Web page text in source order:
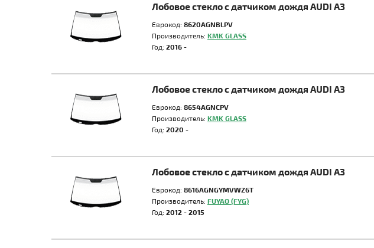
Лобовое стекло с датчиком дождя AUDI A3
Еврокод: 8620AGNBLPV
Производитель: KMK GLASS
Год: 2016 -
Лобовое стекло с датчиком дождя AUDI A3
Еврокод: 8654AGNCPV
Производитель: KMK GLASS
Год: 2020 -
Лобовое стекло с датчиком дождя AUDI A3
Еврокод: 8616AGNGYMVWZ6T
Производитель: FUYAO (FYG)
Год: 2012 - 2015